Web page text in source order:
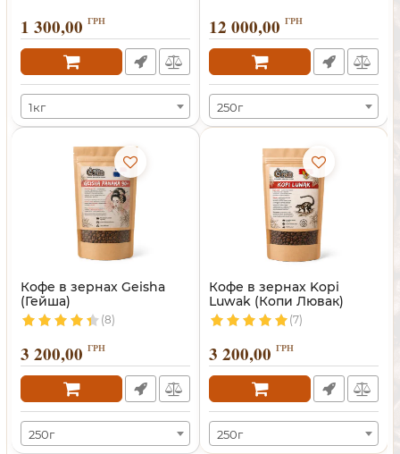
1 300,00 ГРН
1кг
12 000,00 ГРН
250г
Кофе в зернах Geisha
(Гейша)
(8)
3 200,00 ГРН
250г
Кофе в зернах Kopi
Luwak (Копи Лювак)
(7)
3 200,00 ГРН
250г